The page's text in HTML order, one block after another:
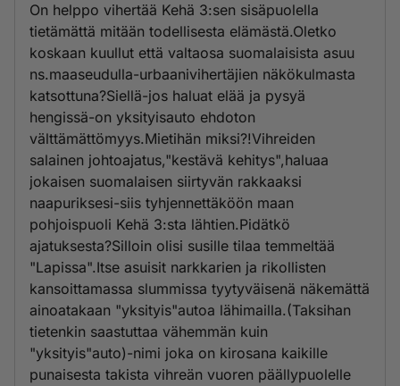
On helppo vihertää Kehä 3:sen sisäpuolella
tietämättä mitään todellisesta elämästä.Oletko
koskaan kuullut että valtaosa suomalaisista asuu
ns.maaseudulla-urbaanivihertäjien näkökulmasta
katsottuna?Siellä-jos haluat elää ja pysyä
hengissä-on yksityisauto ehdoton
välttämättömyys.Mietihän miksi?!Vihreiden
salainen johtoajatus,"kestävä kehitys",haluaa
jokaisen suomalaisen siirtyvän rakkaaksi
naapuriksesi-siis tyhjennettäköön maan
pohjoispuoli Kehä 3:sta lähtien.Pidätkö
ajatuksesta?Silloin olisi susille tilaa temmeltää
"Lapissa".Itse asuisit narkkarien ja rikollisten
kansoittamassa slummissa tyytyväisenä näkemättä
ainoatakaan "yksityis"autoa lähimailla.(Taksihan
tietenkin saastuttaa vähemmän kuin
"yksityis"auto)-nimi joka on kirosana kaikille
punaisesta takista vihreän vuoren päällypuolelle